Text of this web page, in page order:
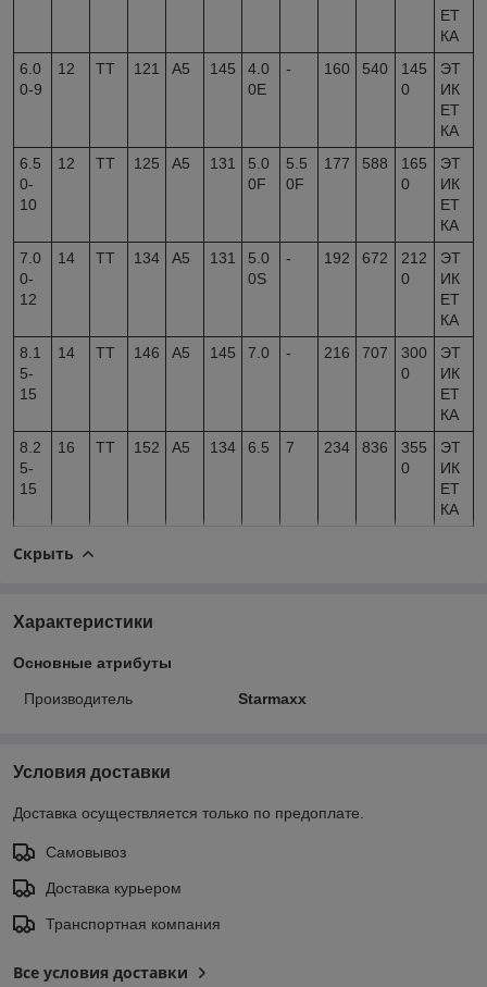
ЕТ
КА
6.0
0-9
12 TT 121 A5 145
4.0
0E
- 160 540
145
0
ЭТ
ИК
ЕТ
КА
6.5
0-
10
12 TT 125 A5 131
5.0
0F
5.5
0F
177 588
165
0
ЭТ
ИК
ЕТ
КА
7.0
0-
12
14 TT 134 A5 131
5.0
0S
- 192 672
212
0
ЭТ
ИК
ЕТ
КА
8.1
5-
15
14 TT 146 A5 145 7.0 - 216 707
300
0
ЭТ
ИК
ЕТ
КА
8.2
5-
15
16 TT 152 A5 134 6.5 7 234 836
355
0
ЭТ
ИК
ЕТ
КА
Скрыть
Характеристики
Основные атрибуты
Производитель Starmaxx
Условия доставки
Доставка осуществляется только по предоплате.
Самовывоз
Доставка курьером
Транспортная компания
Все условия доставки